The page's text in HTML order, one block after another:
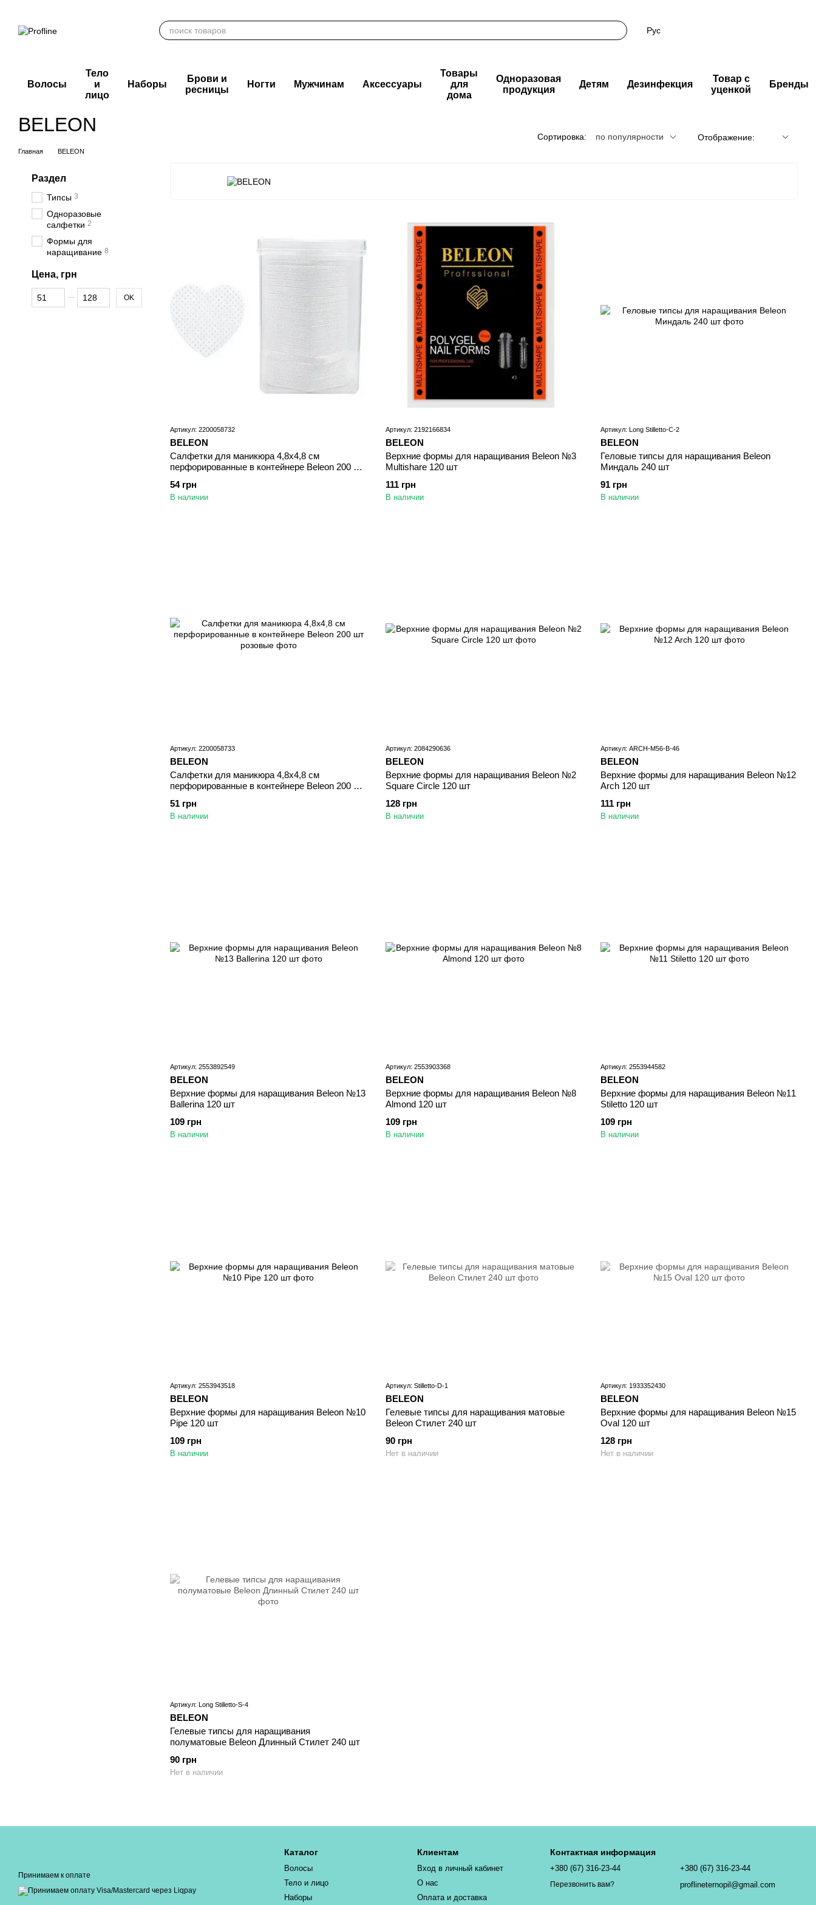
Рус
Волосы
Тело
и
лицо
Наборы
Брови и
ресницы
Ногти Мужчинам Аксессуары
Товары
для
дома
Одноразовая
продукция
Детям Дезинфекция
Товар с
уценкой
Бренды
BELEON
Главная BELEON
Сортировка: по популярности Отображение:
Артикул: 2200058732
BELEON
Салфетки для маникюра 4,8х4,8 см
перфорированные в контейнере Beleon 200 шт
54 грн
В наличии
Артикул: 2192166834
BELEON
Верхние формы для наращивания Beleon №3
Multishare 120 шт
111 грн
В наличии
Артикул: Long Stilletto-C-2
BELEON
Геловые типсы для наращивания Beleon
Миндаль 240 шт
91 грн
В наличии
Артикул: 2200058733
BELEON
Салфетки для маникюра 4,8х4,8 см
перфорированные в контейнере Beleon 200 шт
51 грн
В наличии
Артикул: 2084290636
BELEON
Верхние формы для наращивания Beleon №2
Square Circle 120 шт
128 грн
В наличии
Артикул: ARCH-M56-B-46
BELEON
Верхние формы для наращивания Beleon №12
Arch 120 шт
111 грн
В наличии
Артикул: 2553892549
BELEON
Верхние формы для наращивания Beleon №13
Ballerina 120 шт
109 грн
В наличии
Артикул: 2553903368
BELEON
Верхние формы для наращивания Beleon №8
Almond 120 шт
109 грн
В наличии
Артикул: 2553944582
BELEON
Верхние формы для наращивания Beleon №11
Stiletto 120 шт
109 грн
В наличии
Артикул: 2553943518
BELEON
Верхние формы для наращивания Beleon №10
Pipe 120 шт
109 грн
В наличии
Артикул: Stilletto-D-1
BELEON
Гелевые типсы для наращивания матовые
Beleon Стилет 240 шт
90 грн
Нет в наличии
Артикул: 1933352430
BELEON
Верхние формы для наращивания Beleon №15
Oval 120 шт
128 грн
Нет в наличии
Артикул: Long Stilletto-S-4
BELEON
Гелевые типсы для наращивания
полуматовые Beleon Длинный Стилет 240 шт
90 грн
Нет в наличии
Раздел
Типсы 3
Одноразовые
салфетки 2
Формы для
наращивание 8
Цена, грн
От Цена, грн
До Цена, грн OK
Принимаем к оплате
Каталог
Волосы
Тело и лицо
Наборы
Клиентам
Вход в личный кабинет
О нас
Оплата и доставка
Контактная информация
+380 (67) 316-23-44
Перезвонить вам?
+380 (67) 316-23-44
proflineternopil@gmail.com